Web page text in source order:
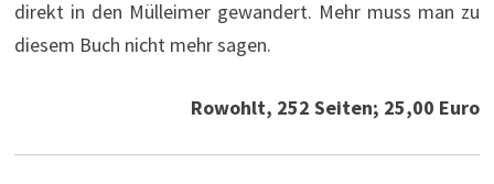
direkt in den Mülleimer gewandert. Mehr muss man zu
diesem Buch nicht mehr sagen.
Rowohlt, 252 Seiten; 25,00 Euro